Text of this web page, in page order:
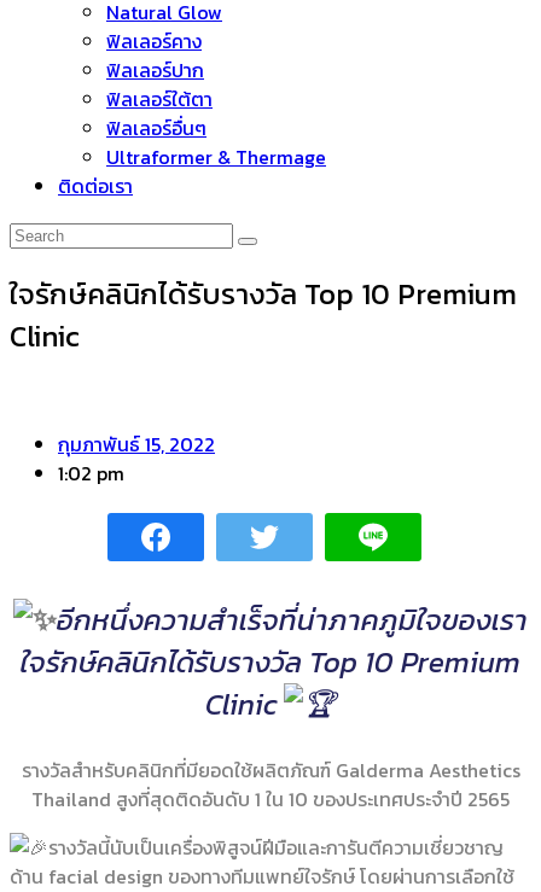
Natural Glow
ฟิลเลอร์คาง
ฟิลเลอร์ปาก
ฟิลเลอร์ใต้ตา
ฟิลเลอร์อื่นๆ
Ultraformer & Thermage
ติดต่อเรา
ใจรักษ์คลินิกได้รับรางวัล Top 10 Premium
Clinic
กุมภาพันธ์ 15, 2022
1:02 pm
อีกหนึ่งความสำเร็จที่น่าภาคภูมิใจของเรา
ใจรักษ์คลินิกได้รับรางวัล Top 10 Premium
Clinic
รางวัลสำหรับคลินิกที่มียอดใช้ผลิตภัณฑ์ Galderma Aesthetics
Thailand สูงที่สุดติดอันดับ 1 ใน 10 ของประเทศประจำปี 2565
รางวัลนี้นับเป็นเครื่องพิสูจน์ฝีมือและการันตีความเชี่ยวชาญ
ด้าน facial design ของทางทีมแพทย์ใจรักษ์ โดยผ่านการเลือกใช้